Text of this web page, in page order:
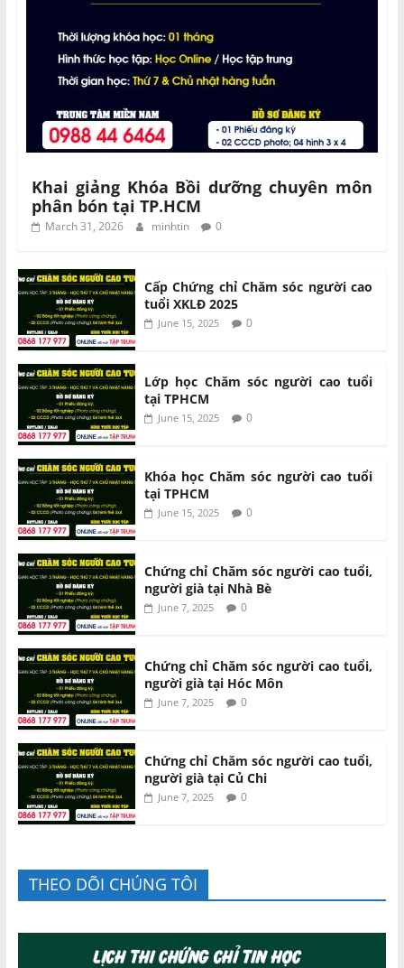
Khai giảng Khóa Bồi dưỡng chuyên môn
phân bón tại TP.HCM
March 31, 2026 minhtin 0
Cấp Chứng chỉ Chăm sóc người cao
tuổi XKLĐ 2025
June 15, 2025 0
Lớp học Chăm sóc người cao tuổi
tại TPHCM
June 15, 2025 0
Khóa học Chăm sóc người cao tuổi
tại TPHCM
June 15, 2025 0
Chứng chỉ Chăm sóc người cao tuổi,
người già tại Nhà Bè
June 7, 2025 0
Chứng chỉ Chăm sóc người cao tuổi,
người già tại Hóc Môn
June 7, 2025 0
Chứng chỉ Chăm sóc người cao tuổi,
người già tại Củ Chi
June 7, 2025 0
THEO DÕI CHÚNG TÔI